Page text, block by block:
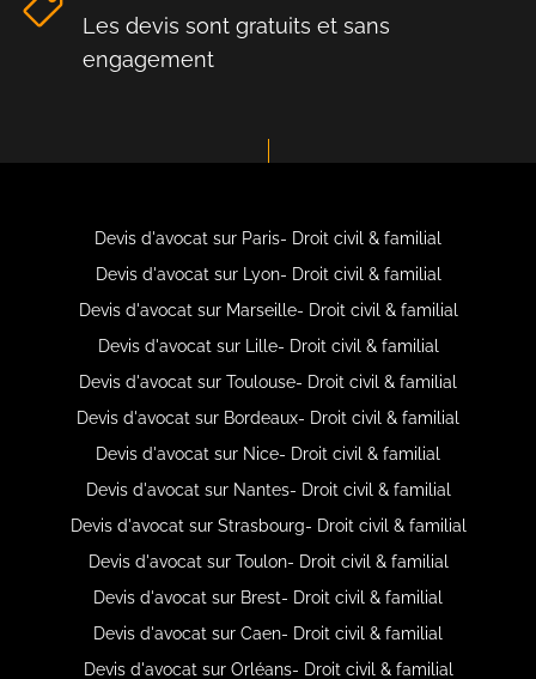
Les devis sont gratuits et sans
engagement
Devis d'avocat sur Paris- Droit civil & familial
Devis d'avocat sur Lyon- Droit civil & familial
Devis d'avocat sur Marseille- Droit civil & familial
Devis d'avocat sur Lille- Droit civil & familial
Devis d'avocat sur Toulouse- Droit civil & familial
Devis d'avocat sur Bordeaux- Droit civil & familial
Devis d'avocat sur Nice- Droit civil & familial
Devis d'avocat sur Nantes- Droit civil & familial
Devis d'avocat sur Strasbourg- Droit civil & familial
Devis d'avocat sur Toulon- Droit civil & familial
Devis d'avocat sur Brest- Droit civil & familial
Devis d'avocat sur Caen- Droit civil & familial
Devis d'avocat sur Orléans- Droit civil & familial